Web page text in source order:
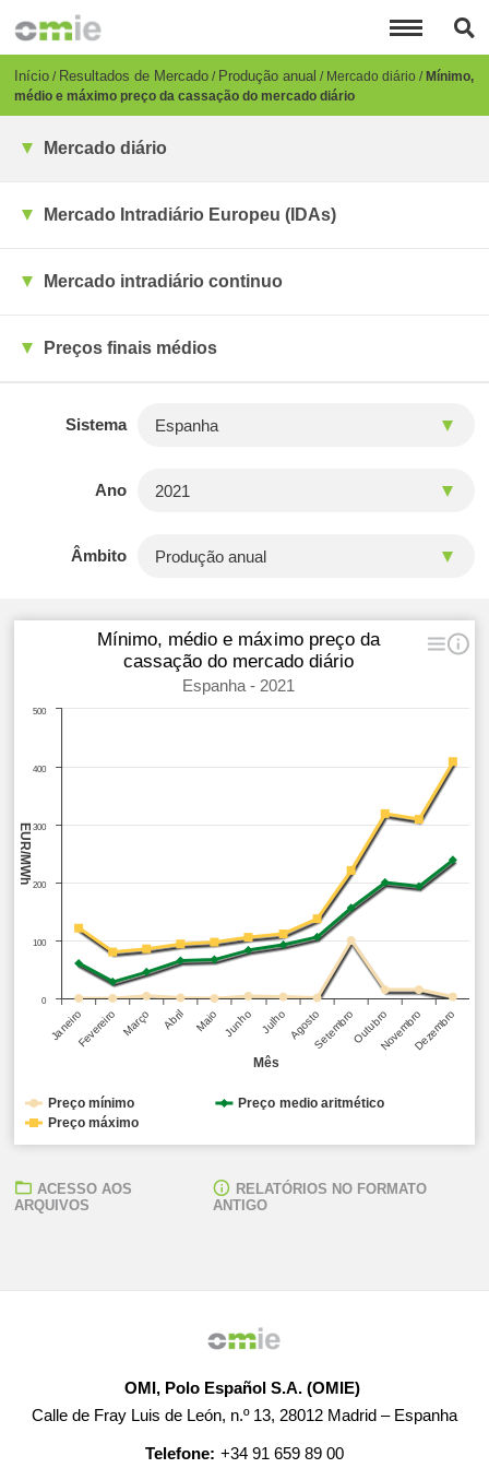
para
conteúdo
principal
Breadcrumb
Início Resultados de Mercado Produção anual Mercado diário Mínimo,
médio e máximo preço da cassação do mercado diário
Mercado diário
Mercado Intradiário Europeu (IDAs)
Mercado intradiário continuo
Preços finais médios
Sistema
Ano
Âmbito
Mês
EUR/MWh
Mínimo, médio e máximo preço da
cassação do mercado diário
Espanha - 2021
JaneiroFevereiro Março Abril Maio Junho Julho AgostoSetembroOutubroNovembroDezembro
0
100
200
300
400
500
Preço mínimo
Preço medio aritmético
Preço máximo
ACESSO AOS
ARQUIVOS
RELATÓRIOS NO FORMATO
ANTIGO
OMI, Polo Español S.A. (OMIE)
Calle de Fray Luis de León, n.º 13, 28012 Madrid – Espanha
Telefone: +34 91 659 89 00